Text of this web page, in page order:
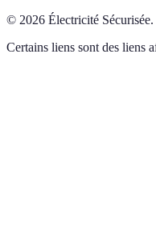
© 2026 Électricité Sécurisée.
Certains liens sont des liens